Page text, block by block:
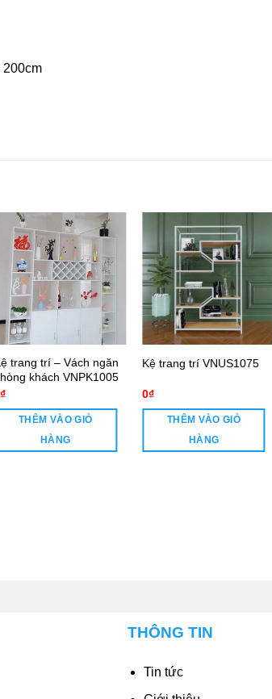
200cm
trang trí – Vách ngăn
khách VNPK1005
₫
THÊM VÀO GIỎ
HÀNG
Kệ trang trí VNUS1075
0₫
THÊM VÀO GIỎ
HÀNG
THÔNG TIN
Tin tức